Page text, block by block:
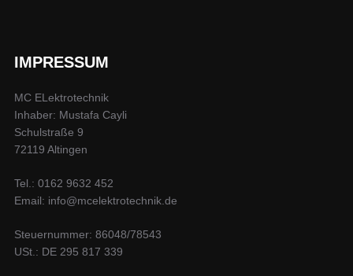
IMPRESSUM
MC ELektrotechnik
Inhaber: Mustafa Cayli
Schulstraße 9
72119 Altingen
Tel.: 0162 9632 452
Email: info@mcelektrotechnik.de
Steuernummer: 86048/78543
USt.: DE 295 817 339